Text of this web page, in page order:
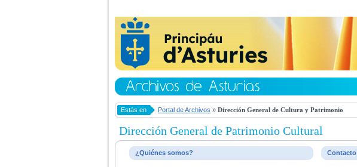
Estás en Portal de Archivos » Dirección General de Cultura y Patrimonio
Dirección General de Patrimonio Cultural
¿Quiénes somos? Contacto